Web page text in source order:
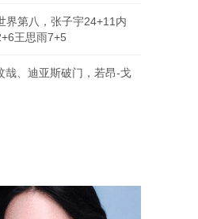
界第八，张子宇24+11内
王思雨7+5
哉、迪亚斯破门，若昂-戈